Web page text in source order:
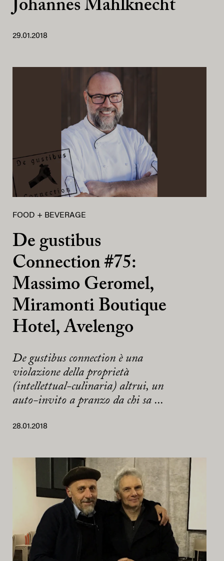
Johannes Mahlknecht
29.01.2018
FOOD + BEVERAGE
De gustibus
Connection #75:
Massimo Geromel,
Miramonti Boutique
Hotel, Avelengo
De gustibus connection è una
violazione della proprietà
(intellettual-culinaria) altrui, un
auto-invito a pranzo da chi sa ...
28.01.2018